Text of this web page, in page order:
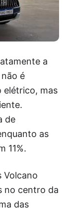
a
é
elétrico, mas
de
as
11%.
Volcano
no centro da
das